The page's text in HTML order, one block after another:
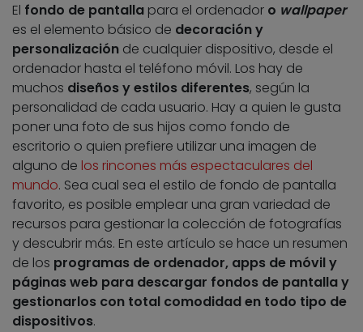
El fondo de pantalla para el ordenador o wallpaper
es el elemento básico de decoración y
personalización de cualquier dispositivo, desde el
ordenador hasta el teléfono móvil. Los hay de
muchos diseños y estilos diferentes, según la
personalidad de cada usuario. Hay a quien le gusta
poner una foto de sus hijos como fondo de
escritorio o quien prefiere utilizar una imagen de
alguno de los rincones más espectaculares del
mundo. Sea cual sea el estilo de fondo de pantalla
favorito, es posible emplear una gran variedad de
recursos para gestionar la colección de fotografías
y descubrir más. En este artículo se hace un resumen
de los programas de ordenador, apps de móvil y
páginas web para descargar fondos de pantalla y
gestionarlos con total comodidad en todo tipo de
dispositivos.